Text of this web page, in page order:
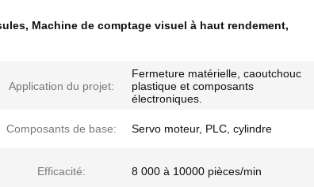
, Machine de comptage visuel à haut rendement,
Application du projet:
Fermeture matérielle, caoutchouc
plastique et composants
électroniques.
Composants de base: Servo moteur, PLC, cylindre
Efficacité: 8 000 à 10000 pièces/min